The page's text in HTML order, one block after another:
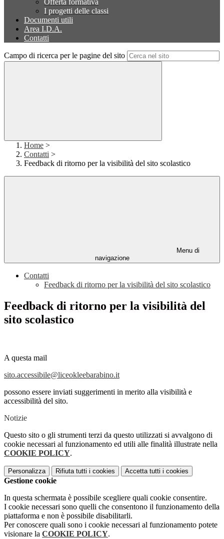
Offerta formativa
I progetti delle classi
Documenti utili
Area I.D.A.
Contatti
Campo di ricerca per le pagine del sito
Home >
Contatti >
Feedback di ritorno per la visibilità del sito scolastico
Menu di
navigazione
Contatti
Feedback di ritorno per la visibilità del sito scolastico
Feedback di ritorno per la visibilità del
sito scolastico
A questa mail
sito.accessibile@liceokleebarabino.it
possono essere inviati suggerimenti in merito alla visibilità e
accessibilità del sito.
Notizie
Questo sito o gli strumenti terzi da questo utilizzati si avvalgono di
cookie necessari al funzionamento ed utili alle finalità illustrate nella
COOKIE POLICY.
Personalizza Rifiuta tutti i cookies Accetta tutti i cookies
Gestione cookie
In questa schermata è possibile scegliere quali cookie consentire.
I cookie necessari sono quelli che consentono il funzionamento della
piattaforma e non è possibile disabilitarli.
Per conoscere quali sono i cookie necessari al funzionamento potete
visionare la COOKIE POLICY.